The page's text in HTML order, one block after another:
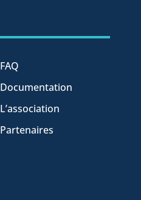
FAQ
Documentation
L’association
Partenaires